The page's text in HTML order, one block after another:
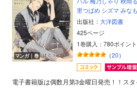
マンガ｜巻
里つばめ シズマ みな
出版社： 大洋図書
425ページ
1巻購入：780ポイント
（20）
電子書籍版は偶数月第3金曜日発売！！ス